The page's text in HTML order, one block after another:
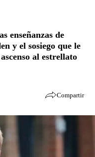
enseñanzas de
y el sosiego que le
al estrellato
Compartir